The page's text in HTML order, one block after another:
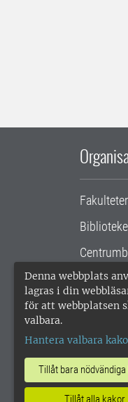
Denna webbplats
lagras i din
för att webbplatsen
valbara.
Hantera valbara
Tillåt bara
Tillåt alla kakor
Fakulteter
SLU,